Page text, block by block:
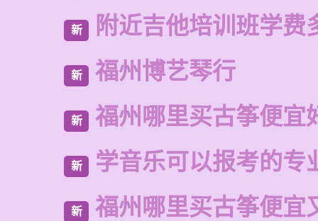
新 附近吉他培训班学费
新 福州博艺琴行
新 福州哪里买古筝便宜
新 学音乐可以报考的专
新 福州哪里买古筝便宜